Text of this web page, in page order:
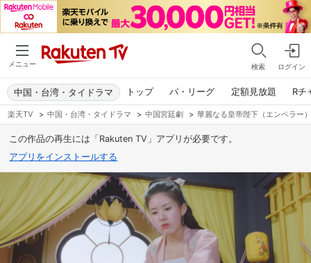
メニュー 検索 ログイン
トップ パ・リーグ 定額見放題 Rチ
中国・台湾・タイドラマ
楽天TV > 中国・台湾・タイドラマ > 中国宮廷劇 > 華麗なる皇帝陛下（エンペラー
この作品の再生には「Rakuten TV」アプリが必要です。
アプリをインストールする